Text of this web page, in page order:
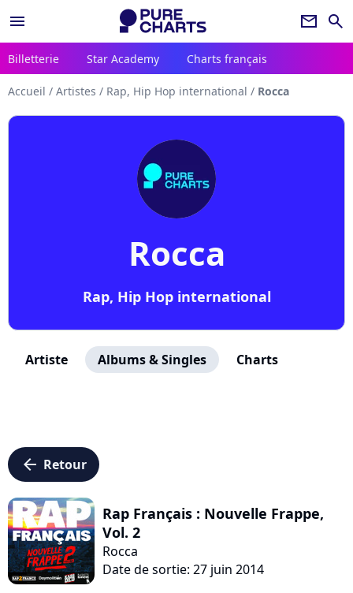
menu newsletter search
Billetterie Star Academy Charts français
Accueil / Artistes / Rap, Hip Hop international / Rocca
Rocca
Rap, Hip Hop international
Artiste Albums & Singles Charts
arrow_left Retour
Rap Français : Nouvelle Frappe,
Vol. 2
Rocca
Date de sortie: 27 juin 2014